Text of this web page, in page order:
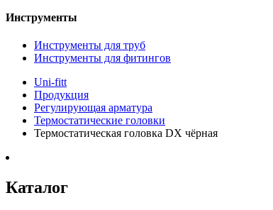
Инструменты
Инструменты для труб
Инструменты для фитингов
Uni-fitt
Продукция
Регулирующая арматура
Термостатические головки
Термостатическая головка DX чёрная
Каталог